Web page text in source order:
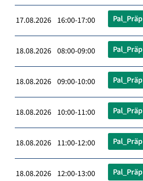
17.08.2026 16:00-17:00 Pal_Präp
18.08.2026 08:00-09:00 Pal_Präp
18.08.2026 09:00-10:00 Pal_Präp
18.08.2026 10:00-11:00 Pal_Präp
18.08.2026 11:00-12:00 Pal_Präp
18.08.2026 12:00-13:00 Pal_Präp